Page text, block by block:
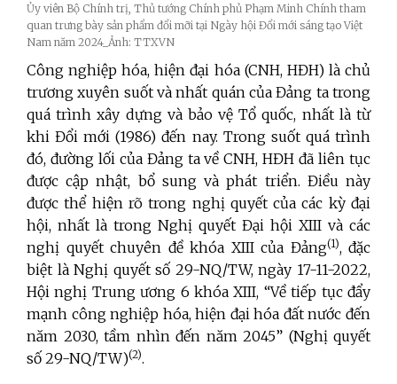
Ủy viên Bộ Chính trị, Thủ tướng Chính phủ Phạm Minh Chính tham
quan trưng bày sản phẩm đổi mỡi tại Ngày hội Đổi mới sáng tạo Việt
Nam năm 2024_Ảnh: TTXVN
Công nghiệp hóa, hiện đại hóa (CNH, HĐH) là chủ
trương xuyên suốt và nhất quán của Đảng ta trong
quá trình xây dựng và bảo vệ Tổ quốc, nhất là từ
khi Đổi mới (1986) đến nay. Trong suốt quá trình
đó, đường lối của Đảng ta về CNH, HĐH đã liên tục
được cập nhật, bổ sung và phát triển. Điều này
được thể hiện rõ trong nghị quyết của các kỳ đại
hội, nhất là trong Nghị quyết Đại hội XIII và các
nghị quyết chuyên đề khóa XIII của Đảng(1), đặc
biệt là Nghị quyết số 29-NQ/TW, ngày 17-11-2022,
Hội nghị Trung ương 6 khóa XIII, “Về tiếp tục đẩy
mạnh công nghiệp hóa, hiện đại hóa đất nước đến
năm 2030, tầm nhìn đến năm 2045” (Nghị quyết
số 29-NQ/TW)(2).